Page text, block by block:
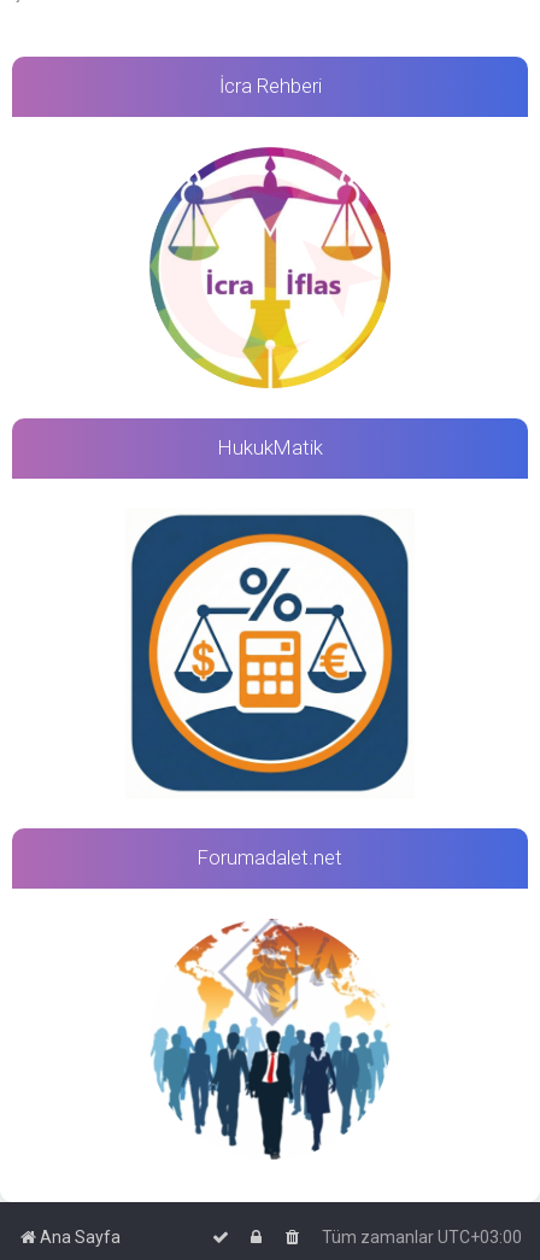
İcra Rehberi
HukukMatik
Forumadalet.net
Ana Sayfa Tüm zamanlarUTC+03:00